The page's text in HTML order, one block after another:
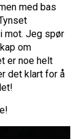
med bas
mot. Jeg spør
om
er noe helt
det klart for å